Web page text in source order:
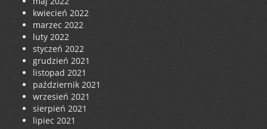
kwiecień 2022
marzec 2022
luty 2022
styczeń 2022
grudzień 2021
listopad 2021
październik 2021
wrzesień 2021
sierpień 2021
lipiec 2021